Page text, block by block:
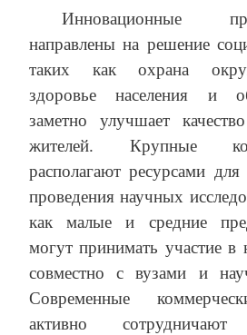
Инновационные
направлены на решение
таких как охрана
здоровье населения и
заметно улучшает
жителей. Крупные
располагают ресурсами для
проведения научных
как малые и средние
могут принимать участие в
совместно с вузами и
Современные
активно